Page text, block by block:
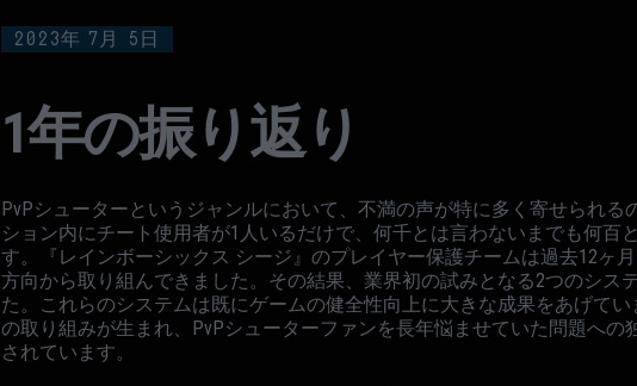
2023年 7月 5日
1年の振り返り
PvPシューターというジャンルにおいて、不満の声が特に多く寄せられ
ション内にチート使用者が1人いるだけで、何千とは言わないまでも何百
す。『レインボーシックス シージ』のプレイヤー保護チームは過去12ヶ
方向から取り組んできました。その結果、業界初の試みとなる2つのシス
た。これらのシステムは既にゲームの健全性向上に大きな成果をあげて
の取り組みが生まれ、PvPシューターファンを長年悩ませていた問題へ
されています。